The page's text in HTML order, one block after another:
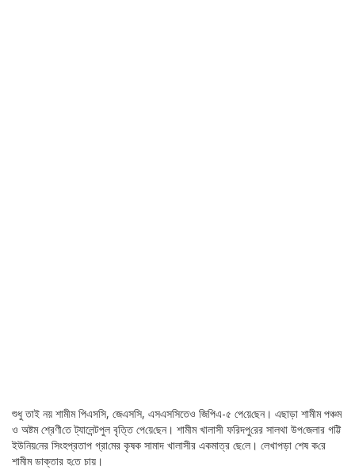
শুধু তাই নয় শামীম পিএস‌সি, জেএস‌সি‌, এসএস‌সিতেও জি‌পি‌এ-৫ পে‌য়ে‌ছেন। এছাড়া শামীম পঞ্চম
ও অষ্টম শ্রেণী‌তে ট্যালেন্টপুল বৃ‌ত্তি পে‌য়ে‌ছেন। শামীম খালাসী ফ‌রিদপু‌রের সালথা উপ‌জেলার গ‌ট্টি
ইউ‌নিয়‌নের সিংহপ্রতাপ গ্রা‌মের কৃষক সামাদ খালাসীর একমাত্র ছে‌লে। লেখাপড়া শেষ ক‌রে
শামীম ডাক্তার হ‌তে চায়।